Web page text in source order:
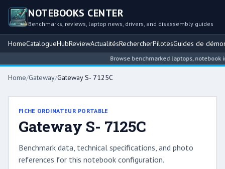
NOTEBOOKS CENTER
Benchmarks, reviews, laptop news, drivers, and disassembly guides
HomeCatalogueHubReviewActualitésRechercherPilotesGuides de
Browse benchmarked laptops, notebook
Home/Gateway/Gateway S- 7125C
FICHE ORDINATEUR PORTABLE
Gateway S- 7125C
Benchmark data, technical specifications, and photo
references for this notebook configuration.